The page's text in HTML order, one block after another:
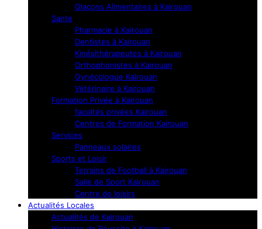
Glaçons Alimentaires à Kairouan
Sante
Pharmacie à Kairouan
Dentistes à Kairouan
Kinésithérapeutes à Kairouan
Orthophonistes à Kairouan
Gynécologue Kairouan
Vétérinaire à Kairouan
Formation Privée à Kairouan
facultés privées Kairouan
Centres de Formation Kairouan
Services
Panneaux solaires
Sports et Loisir
Terrains de Football à Kairouan
Salle de Sport Kairouan
Centre de loisirs
Actualités Locales
Actualités de Kairouan